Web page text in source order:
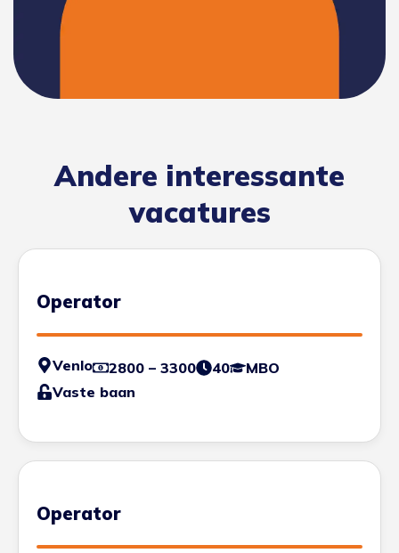
Andere interessante
vacatures
Operator
Venlo 2800 – 3300 40
MBO
Vaste baan
Operator